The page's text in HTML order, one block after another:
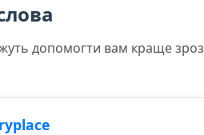
допомогти вам краще